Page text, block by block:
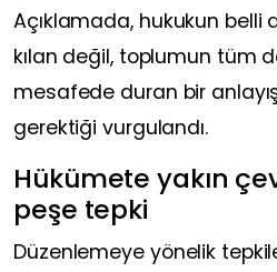
Açıklamada, hukukun belli
kılan değil, toplumun tüm
mesafede duran bir
gerektiği vurgulandı.
Hükümete yakın
peşe tepki
Düzenlemeye yönelik